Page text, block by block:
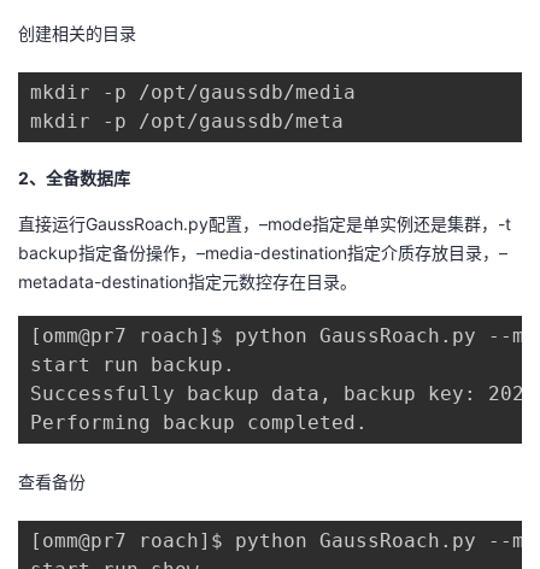
堂
我
的
课
我
的
证
我
实
验
的
收
藏
我
的
技
术
持
我
的
云
建
议
创建相关的目录
mkdir -p /opt/gaussdb/media
mkdir -p /opt/gaussdb/meta
2、全备数据库
直接运行GaussRoach.py配置，–mode指定是单实例还是集群，-t
backup指定备份操作，–media-destination指定介质存放目录，–
metadata-destination指定元数控存在目录。
[omm@pr7 roach]$ python GaussRoach.py
start run backup.
Successfully backup data, backup key:
Performing backup completed.
查看备份
[omm@pr7 roach]$ python GaussRoach.py